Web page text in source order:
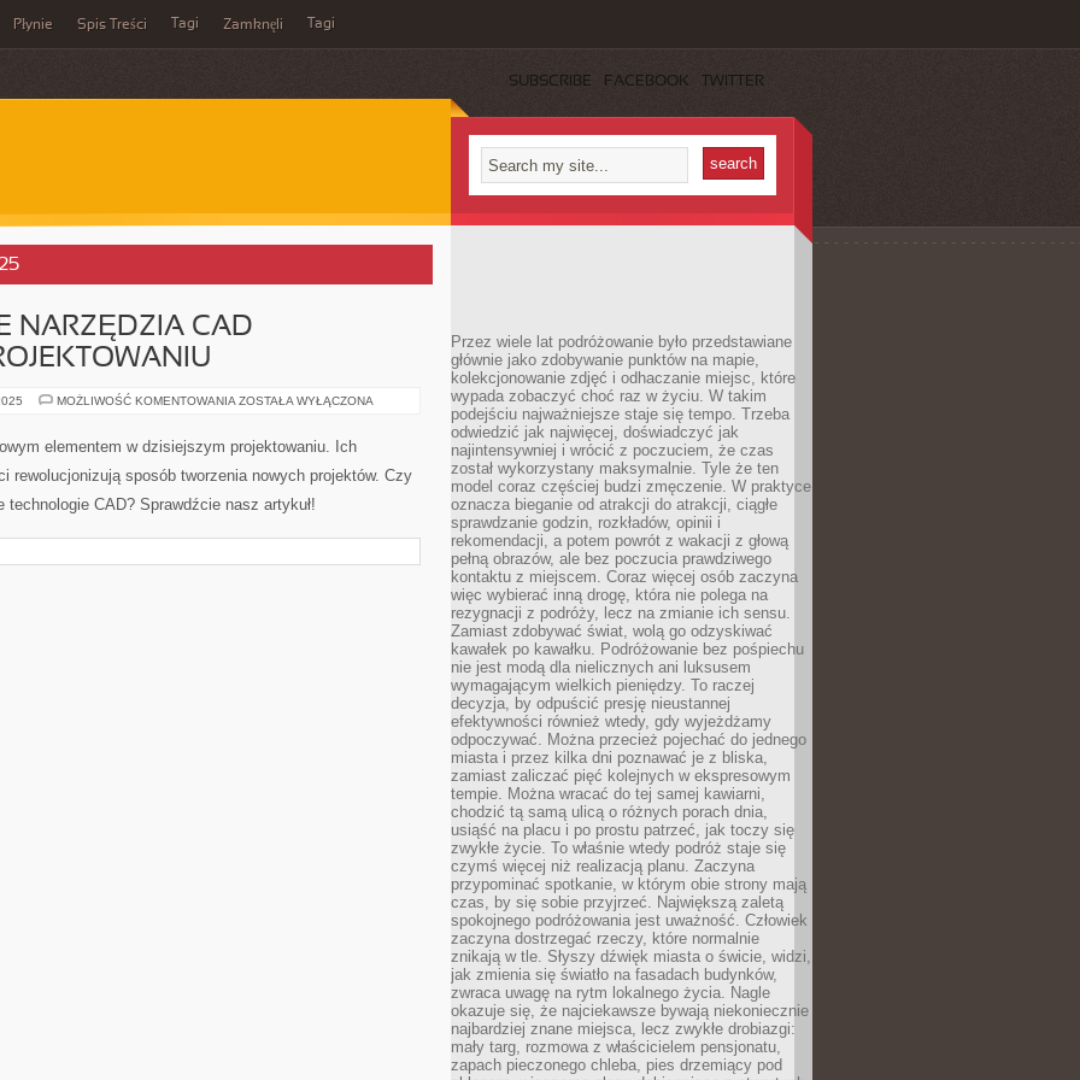
Płynie Spis Treści Tagi Zamknęli Tagi
SUBSCRIBE FACEBOOK TWITTER
CAD –
MOŻLIWOŚĆ KOMENTOWANIA ZAAWANSOWANE
REWOLUCJA
PROJEKTOWANIU
ZOSTAŁA WYŁĄCZONA
elementem w dzisiejszym projektowaniu. Ich
rewolucjonizują sposób tworzenia nowych projektów. Czy
CAD? Sprawdźcie nasz artykuł!
Przez wiele lat podróżowanie było przedstawiane
głównie jako zdobywanie punktów na mapie,
kolekcjonowanie zdjęć i odhaczanie miejsc, które
wypada zobaczyć choć raz w życiu. W takim
podejściu najważniejsze staje się tempo. Trzeba
odwiedzić jak najwięcej, doświadczyć jak
najintensywniej i wrócić z poczuciem, że czas
został wykorzystany maksymalnie. Tyle że ten
model coraz częściej budzi zmęczenie. W praktyce
oznacza bieganie od atrakcji do atrakcji, ciągłe
sprawdzanie godzin, rozkładów, opinii i
rekomendacji, a potem powrót z wakacji z głową
pełną obrazów, ale bez poczucia prawdziwego
kontaktu z miejscem. Coraz więcej osób zaczyna
więc wybierać inną drogę, która nie polega na
rezygnacji z podróży, lecz na zmianie ich sensu.
Zamiast zdobywać świat, wolą go odzyskiwać
kawałek po kawałku. Podróżowanie bez pośpiechu
nie jest modą dla nielicznych ani luksusem
wymagającym wielkich pieniędzy. To raczej
decyzja, by odpuścić presję nieustannej
efektywności również wtedy, gdy wyjeżdżamy
odpoczywać. Można przecież pojechać do jednego
miasta i przez kilka dni poznawać je z bliska,
zamiast zaliczać pięć kolejnych w ekspresowym
tempie. Można wracać do tej samej kawiarni,
chodzić tą samą ulicą o różnych porach dnia,
usiąść na placu i po prostu patrzeć, jak toczy się
zwykłe życie. To właśnie wtedy podróż staje się
czymś więcej niż realizacją planu. Zaczyna
przypominać spotkanie, w którym obie strony mają
czas, by się sobie przyjrzeć. Największą zaletą
spokojnego podróżowania jest uważność. Człowiek
zaczyna dostrzegać rzeczy, które normalnie
znikają w tle. Słyszy dźwięk miasta o świcie, widzi,
jak zmienia się światło na fasadach budynków,
zwraca uwagę na rytm lokalnego życia. Nagle
okazuje się, że najciekawsze bywają niekoniecznie
najbardziej znane miejsca, lecz zwykłe drobiazgi:
mały targ, rozmowa z właścicielem pensjonatu,
zapach pieczonego chleba, pies drzemiący pod